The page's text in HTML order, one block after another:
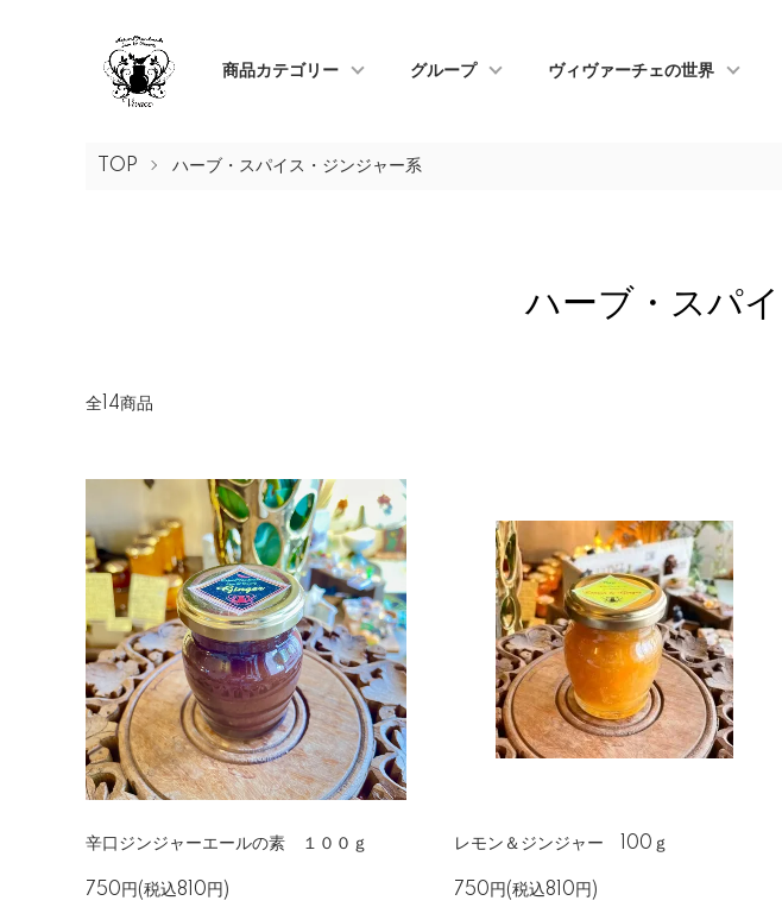
商品カテゴリー グループ ヴィヴァーチェの世界
TOP ハーブ・スパイス・ジンジャー系
ハーブ・スパ
全14商品
辛口ジンジャーエールの素 １００ｇ
750円(税込810円)
レモン＆ジンジャー 100ｇ
750円(税込810円)